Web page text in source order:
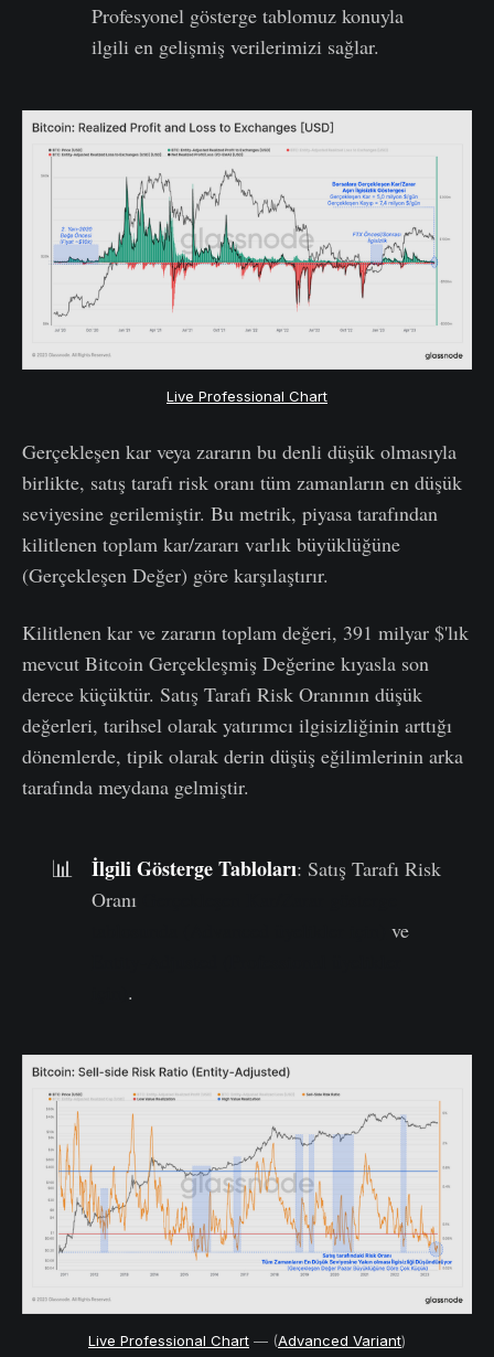
Profesyonel gösterge tablomuz konuyla
ilgili en gelişmiş verilerimizi sağlar.
Live Professional Chart
Gerçekleşen kar veya zararın bu denli düşük olmasıyla
birlikte, satış tarafı risk oranı tüm zamanların en düşük
seviyesine gerilemiştir. Bu metrik, piyasa tarafından
kilitlenen toplam kar/zararı varlık büyüklüğüne
(Gerçekleşen Değer) göre karşılaştırır.
Kilitlenen kar ve zararın toplam değeri, 391 milyar $'lık
mevcut Bitcoin Gerçekleşmiş Değerine kıyasla son
derece küçüktür. Satış Tarafı Risk Oranının düşük
değerleri, tarihsel olarak yatırımcı ilgisizliğinin arttığı
dönemlerde, tipik olarak derin düşüş eğilimlerinin arka
tarafında meydana gelmiştir.
📊 İlgili Gösterge Tabloları: Satış Tarafı Risk
Oranı
ve
.
Live Professional Chart — (Advanced Variant)